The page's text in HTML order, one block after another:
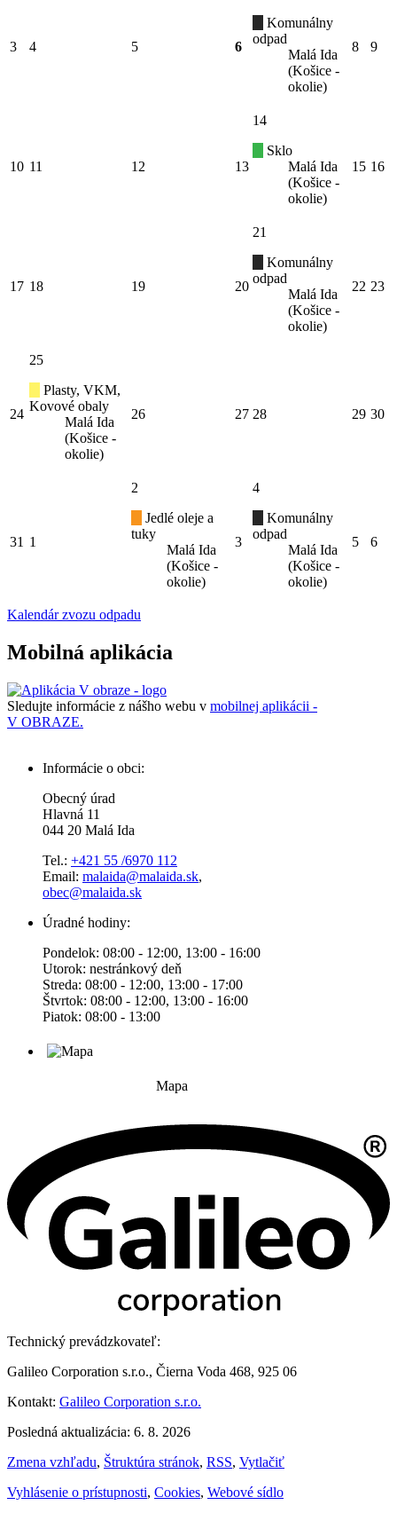
3 4 5 6
Komunálny
odpad
Malá Ida
(Košice -
okolie)
8 9
10 11 12 13
14
Sklo
Malá Ida
(Košice -
okolie)
15 16
17 18 19 20
21
Komunálny
odpad
Malá Ida
(Košice -
okolie)
22 23
24
25
Plasty, VKM,
Kovové obaly
Malá Ida
(Košice -
okolie)
26 27 28 29 30
31 1
2
Jedlé oleje a
tuky
Malá Ida
(Košice -
okolie)
3
4
Komunálny
odpad
Malá Ida
(Košice -
okolie)
5 6
Kalendár zvozu odpadu
Mobilná aplikácia
Sledujte informácie z nášho webu v mobilnej aplikácii -
V OBRAZE.
Informácie o obci:
Obecný úrad
Hlavná 11
044 20 Malá Ida
Tel.: +421 55 /6970 112
Email: malaida@malaida.sk,
obec@malaida.sk
Úradné hodiny:
Pondelok: 08:00 - 12:00, 13:00 - 16:00
Utorok: nestránkový deň
Streda: 08:00 - 12:00, 13:00 - 17:00
Štvrtok: 08:00 - 12:00, 13:00 - 16:00
Piatok: 08:00 - 13:00
Mapa
Technický prevádzkovateľ:
Galileo Corporation s.r.o., Čierna Voda 468, 925 06
Kontakt: Galileo Corporation s.r.o.
Posledná aktualizácia: 6. 8. 2026
Zmena vzhľadu, Štruktúra stránok, RSS, Vytlačiť
Vyhlásenie o prístupnosti, Cookies, Webové sídlo